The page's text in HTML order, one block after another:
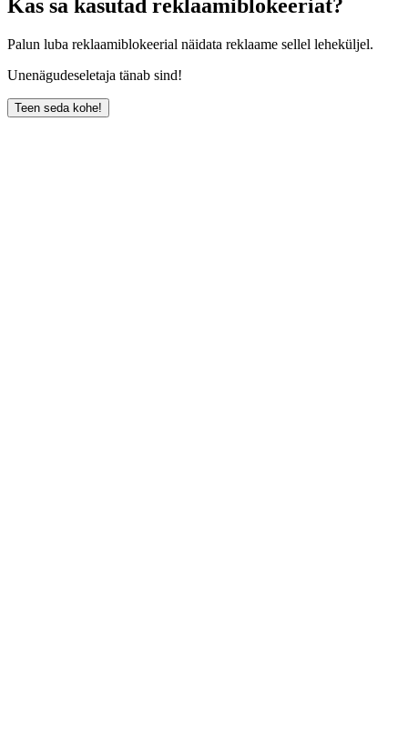
Kas sa kasutad reklaamiblokeeriat?
Palun luba reklaamiblokeerial näidata reklaame sellel leheküljel.
Unenägudeseletaja tänab sind!
Teen seda kohe!